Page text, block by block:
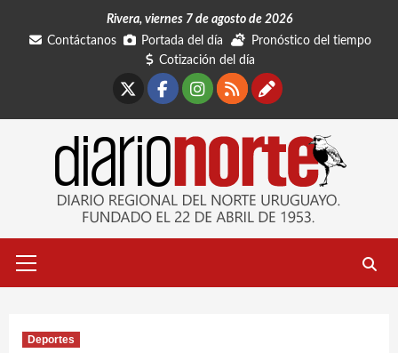
Rivera, viernes 7 de agosto de 2026
Contáctanos
Portada del día
Pronóstico del tiempo
Cotización del día
Facebook
Instagram
RSSContáctanos
primario
Deportes